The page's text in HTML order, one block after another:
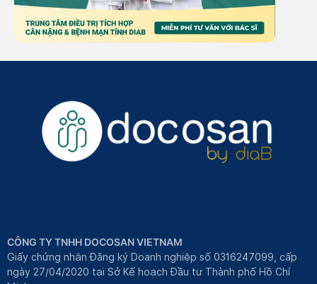
CÔNG TY TNHH DOCOSAN VIETNAM
Giấy chứng nhận Đăng ký Doanh nghiệp số 0316247099, cấp
ngày 27/04/2020 tại Sở Kế hoạch Đầu tư Thành phố Hồ Chí